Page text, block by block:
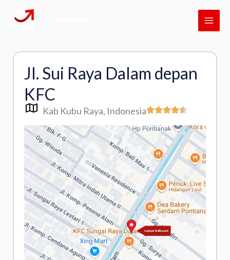
Jl. Sui Raya Dalam depan
KFC
Kab Kubu Raya, Indonesia